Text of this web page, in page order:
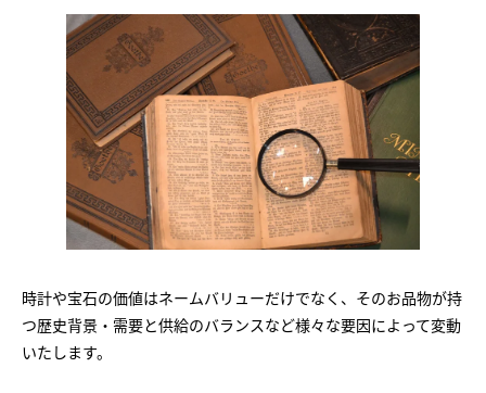
時計や宝石の価値はネームバリューだけでなく、そのお品物が持
つ歴史背景・需要と供給のバランスなど様々な要因によって変動
いたします。